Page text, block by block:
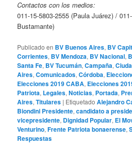
Contactos con los medios:
011-15-5803-2555 (Paula Juárez) /
Bustamante)
Publicado en BV Buenos Aires, BV
Corrientes, BV Mendoza, BV Nacional,
Santa Fe, BV Tucumán,Campaña,
Aires,Comunicados,Córdoba,
Elecciones 2019 CABA, Elecciones
Patriota, Legales,Noticias, Portada,
Aires,Titulares | Etiquetado Alejandro
Biondini Presidente,candidato a
vicepresidente, Dignidad Popular, El
Venturino,Frente Patriota bonaerense,
Respuestas